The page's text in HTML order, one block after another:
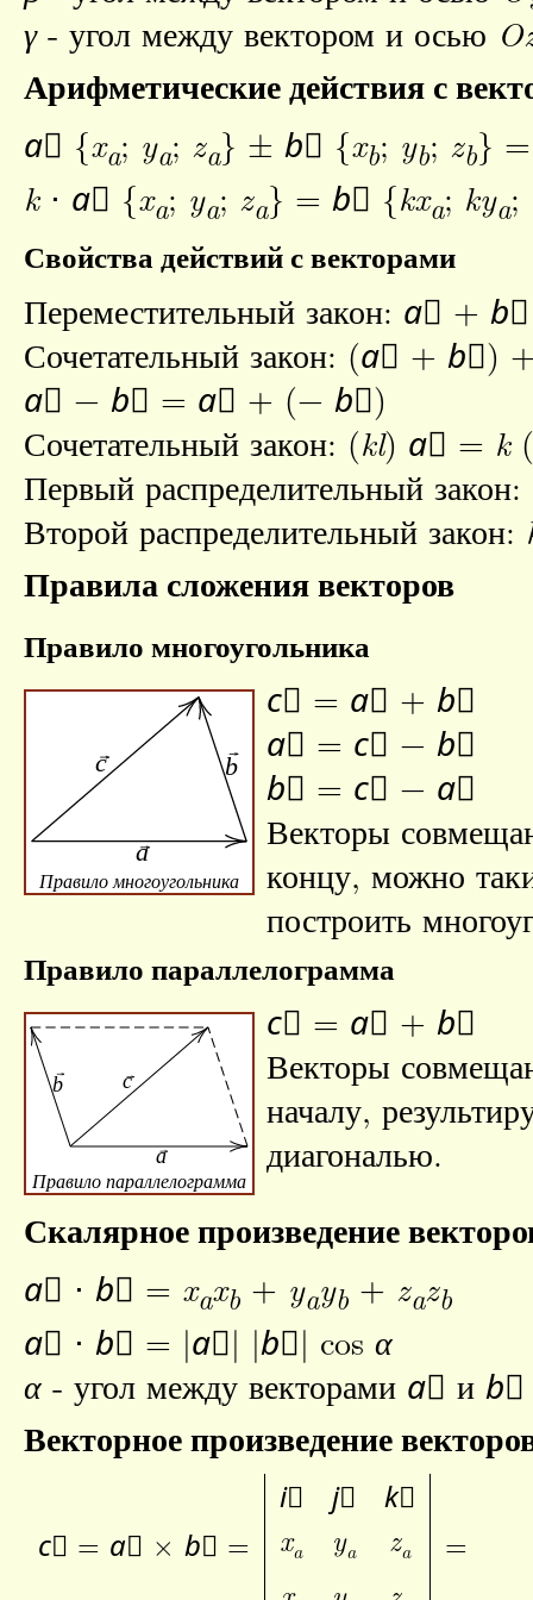
γ- угол между вектором и осью
Арифметические действия с
a⃗ {xa; ya; za} ± b⃗ {xb; yb; zb}
k⋅ a⃗ {xa; ya; za} = b⃗ {kxa; kya;
Свойства действий с векторами
Переместительный закон: a⃗ + b⃗
Сочетательный закон: (a⃗ + b⃗)
a⃗ − b⃗ = a⃗ + (− b⃗)
Сочетательный закон: (kl) a⃗ = k(
Первый распределительный
Второй распределительный закон:
Правила сложения векторов
Правило многоугольника
Правило многоугольника
c⃗ = a⃗ + b⃗
a⃗ = c⃗ − b⃗
b⃗ = c⃗ − a⃗
Векторы
концу, можно
построить
Правило параллелограмма
Правило параллелограмма
c⃗ = a⃗ + b⃗
Векторы
началу,
диагональю.
Скалярное произведение
a⃗ ⋅ b⃗ = xaxb+ yayb+ zazb
a⃗ ⋅ b⃗ = |a⃗| |b⃗| cos α
α- угол между векторами a⃗ и b⃗
Векторное произведение
i⃗ j⃗
k⃗
c⃗ = a⃗ × b⃗ = xa ya za
=